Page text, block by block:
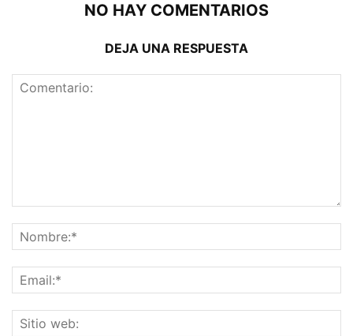
NO HAY COMENTARIOS
DEJA UNA RESPUESTA